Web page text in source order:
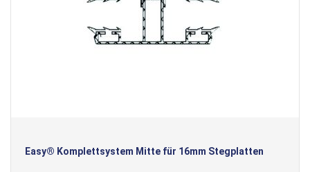
Easy® Komplettsystem Mitte für 16mm Stegplatten